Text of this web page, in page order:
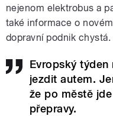
nejenom elektrobus a
také informace o
dopravní podnik chystá.
Evropský
jezdit autem.
že po městě
přepravy.